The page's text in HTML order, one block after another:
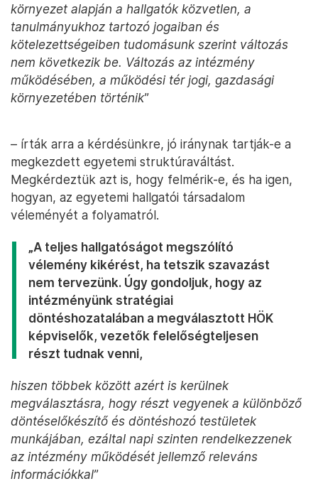
környezet alapján a hallgatók közvetlen, a
tanulmányukhoz tartozó jogaiban és
kötelezettségeiben tudomásunk szerint változás
nem következik be. Változás az intézmény
működésében, a működési tér jogi, gazdasági
környezetében történik”
– írták arra a kérdésünkre, jó iránynak tartják-e a
megkezdett egyetemi struktúraváltást.
Megkérdeztük azt is, hogy felmérik-e, és ha igen,
hogyan, az egyetemi hallgatói társadalom
véleményét a folyamatról.
„A teljes hallgatóságot megszólító
vélemény kikérést, ha tetszik szavazást
nem tervezünk. Úgy gondoljuk, hogy az
intézményünk stratégiai
döntéshozatalában a megválasztott HÖK
képviselők, vezetők felelőségteljesen
részt tudnak venni,
hiszen többek között azért is kerülnek
megválasztásra, hogy részt vegyenek a különböző
döntéselőkészítő és döntéshozó testületek
munkájában, ezáltal napi szinten rendelkezzenek
az intézmény működését jellemző releváns
információkkal”